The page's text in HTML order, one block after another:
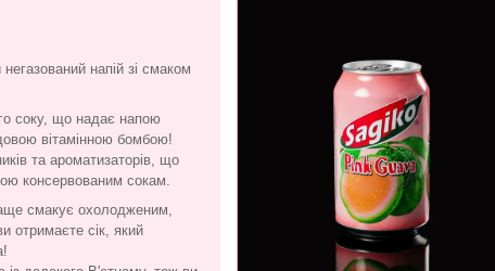
напій зі смаком
соку, що надає напою
вітамінною бомбою!
та ароматизаторів, що
консервованим сокам.
смакує охолодженим,
отримаєте сік, який